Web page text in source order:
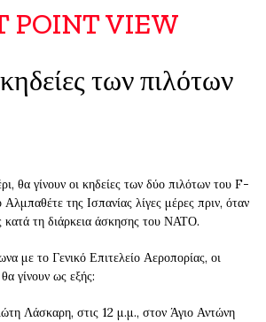
POINT VIEW
των πιλότων
θα γίνουν οι κηδείες των δύο πιλότων του F-
της Ισπανίας λίγες μέρες πριν, όταν
κατά τη διάρκεια άσκησης του ΝΑΤΟ.
με το Γενικό Επιτελείο Αεροπορίας, οι
γίνουν ως εξής:
Λάσκαρη, στις 12 μ.μ., στον Άγιο Αντώνη